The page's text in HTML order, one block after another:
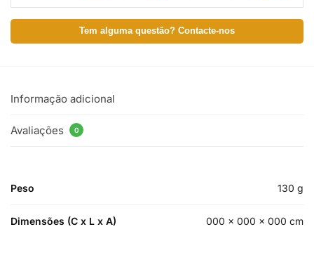
Tem alguma questão? Contacte-nos
Informação adicional
Avaliações 0
Peso 130 g
Dimensões (C x L x A) 000 × 000 × 000 cm